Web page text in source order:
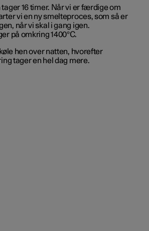
16 timer. Når vi er færdige om
vi en ny smelteproces, som så er
når vi skal i gang igen.
på omkring 1400°C.
hen over natten, hvorefter
tager en hel dag mere.